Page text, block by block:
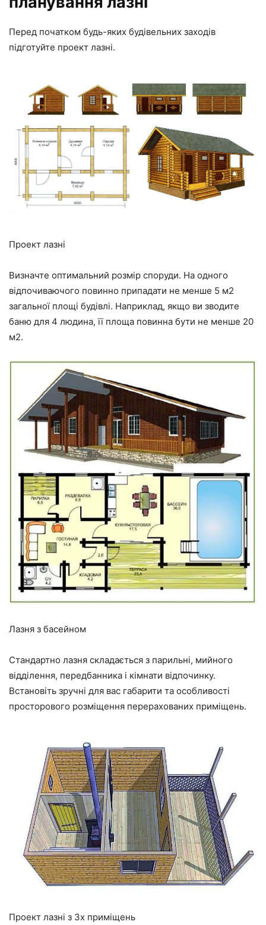
Перед початком будь-яких будівельних заходів
підготуйте проект лазні.
Проект лазні
Визначте оптимальний розмір споруди. На одного
відпочиваючого повинно припадати не менше 5 м2
загальної площі будівлі. Наприклад, якщо ви зводите
баню для 4 людина, її площа повинна бути не менше 20
м2.
Лазня з басейном
Стандартно лазня складається з парильні, мийного
відділення, передбанника і кімнати відпочинку.
Встановіть зручні для вас габарити та особливості
просторового розміщення перерахованих приміщень.
Проект лазні з 3х приміщень